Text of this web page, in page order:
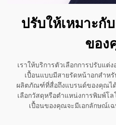
ปรับให้เหมาะกั
ของ
เราให้บริการตัวเลือกการปรับแต่
เปื้อนแบบมีสายรัดหน้าอกสำห
ผลิตภัณฑ์ที่สื่อถึงแบรนด์ของคุณได้
เลือกวัสดุหรือตำแหน่งการพิมพ์โ
เปื้อนของคุณจะมีเอกลักษณ์เ